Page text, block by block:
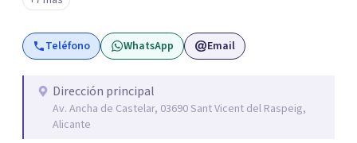
del alma orientados al trabajo emocional, la búsqueda de
sentido, el autoconocimiento y la conexión interior. Mi
objetivo es ayudar a las personas a comprenderse mejor,
necesarios para vivir con mayor equilibrio y plenitud.
Teléfono WhatsApp Email
Dirección principal
Av. Ancha de Castelar, 03690 Sant Vicent del Raspeig,
Alicante